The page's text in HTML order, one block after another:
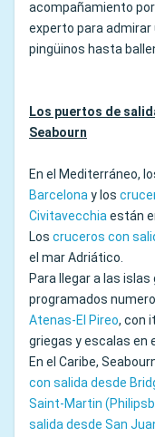
acompañamiento
experto para
pingüinos hasta
Los puertos de
Seabourn
En el Mediterráneo,
Barcelonay los
Civitavecchiaestán
Los cruceros con
el mar Adriático.
Para llegar a las
programados
Atenas-El Pireo, con
griegas y escalas en
En el Caribe,
con salida desde
Saint-Martin
salida desde San